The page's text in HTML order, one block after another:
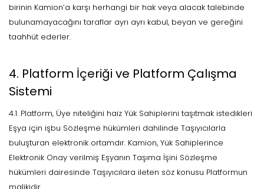
birinin Kamion’a karşı herhangi bir hak veya alacak talebinde
bulunamayacağını taraflar ayrı ayrı kabul, beyan ve gereğini
taahhüt ederler.
4. Platform İçeriği ve Platform Çalışma
Sistemi
4.1. Platform, Üye niteliğini haiz Yük Sahiplerini taşıtmak istedikleri
Eşya için işbu Sözleşme hükümleri dahilinde Taşıyıcılarla
buluşturan elektronik ortamdır. Kamion, Yük Sahiplerince
Elektronik Onay verilmiş Eşyanın Taşıma İşini Sözleşme
hükümleri dairesinde Taşıyıcılara ileten söz konusu Platformun